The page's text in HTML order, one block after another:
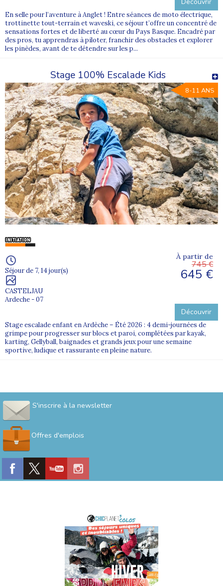
En selle pour l’aventure à Anglet ! Entre séances de moto électrique,
trottinette tout-terrain et waveski, ce séjour t’offre un concentré de
sensations fortes et de liberté au cœur du Pays Basque. Encadré par
des pros, tu apprendras à piloter, franchir des obstacles et explorer
les pinèdes, avant de te détendre sur les p...
Stage 100% Escalade Kids
8-11 ANS
Séjour de 7, 14 jour(s)
CASTELJAU
Ardeche - 07
À partir de
745 €
645 €
Découvrir
Stage escalade enfant en Ardèche – Été 2026 : 4 demi-journées de
grimpe pour progresser sur blocs et paroi, complétées par kayak,
karting, Gellyball, baignades et grands jeux pour une semaine
sportive, ludique et rassurante en pleine nature.
S'inscrire à la newsletter
Offres d'emplois